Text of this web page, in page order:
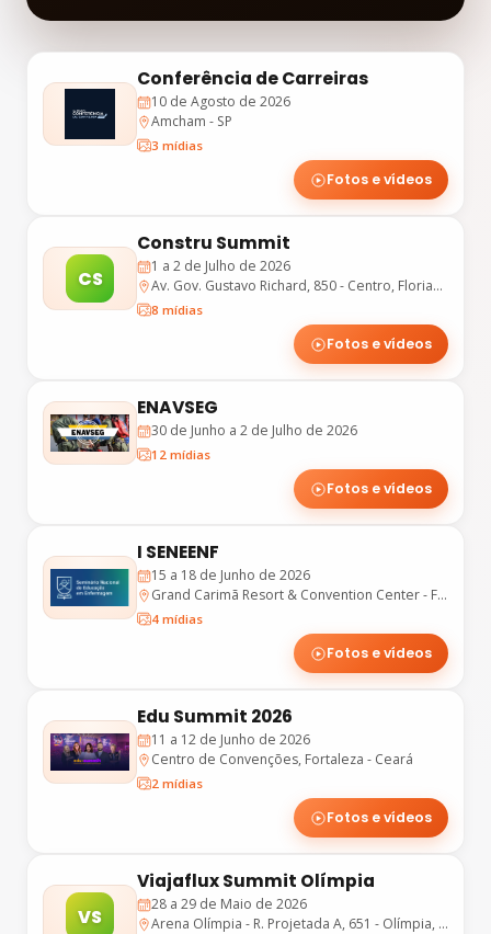
Conferência de Carreiras
10 de Agosto de 2026
Amcham - SP
3 mídias
Fotos e vídeos
CS
Constru Summit
1 a 2 de Julho de 2026
Av. Gov. Gustavo Richard, 850 - Centro, Florianópolis - SC
8 mídias
Fotos e vídeos
ENAVSEG
30 de Junho a 2 de Julho de 2026
12 mídias
Fotos e vídeos
I SENEENF
15 a 18 de Junho de 2026
Grand Carimã Resort & Convention Center - Foz do Iguaçu/PR
4 mídias
Fotos e vídeos
Edu Summit 2026
11 a 12 de Junho de 2026
Centro de Convenções, Fortaleza - Ceará
2 mídias
Fotos e vídeos
VS
Viajaflux Summit Olímpia
28 a 29 de Maio de 2026
Arena Olímpia - R. Projetada A, 651 - Olímpia, SP, 15400-000